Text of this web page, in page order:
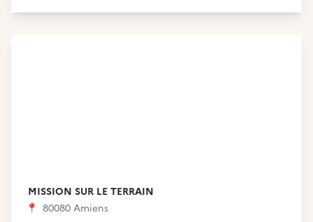
MISSION SUR LE TERRAIN
📍 80080 Amiens